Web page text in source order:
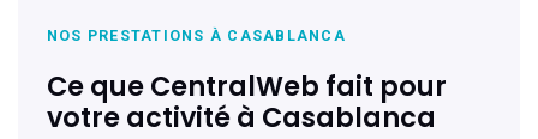
NOS PRESTATIONS À CASABLANCA
Ce que CentralWeb fait pour
votre activité à Casablanca